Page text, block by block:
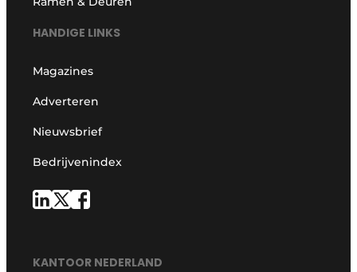
HANDIGE LINKS
Magazines
Adverteren
Nieuwsbrief
Bedrijvenindex
KANTOOR NEDERLAND